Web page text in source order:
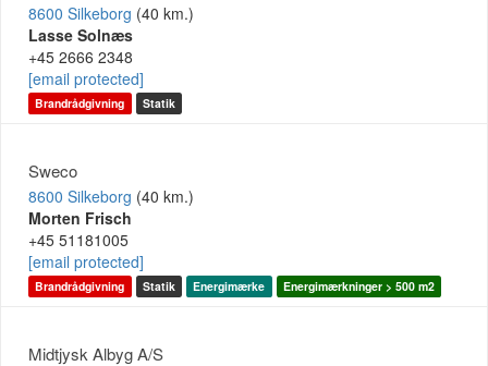
8600 Silkeborg (40 km.)
Lasse Solnæs
+45 2666 2348
[email protected]
Brandrådgivning Statik
Sweco
8600 Silkeborg (40 km.)
Morten Frisch
+45 51181005
[email protected]
Brandrådgivning Statik Energimærke Energimærkninger > 500 m2
Midtjysk Albyg A/S